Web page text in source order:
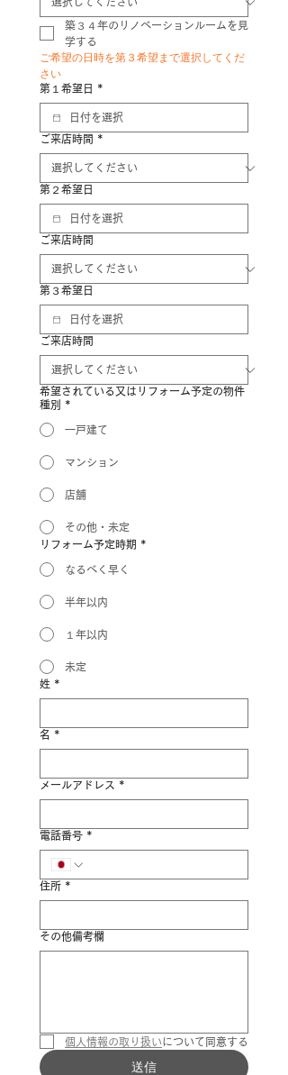
築３４年のリノベーションルームを見
学する
ご希望の日時を第３希望まで選択してくだ
さい
第１希望日 *
ご来店時間 *
第２希望日
ご来店時間
第３希望日
ご来店時間
希望されている又はリフォーム予定の物件
種別
*
一戸建て
マンション
店舗
その他・未定
リフォーム予定時期 *
なるべく早く
半年以内
１年以内
未定
姓 *
名 *
メールアドレス *
電話番号 *
住所 *
その他備考欄
個人情報の取り扱いについて同意する
送信